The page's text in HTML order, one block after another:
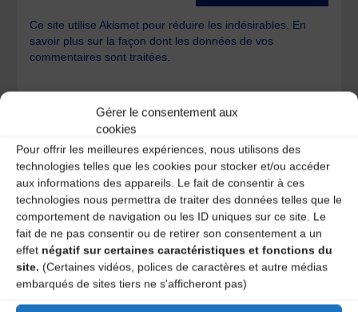
Gérer le consentement aux
cookies
Pour offrir les meilleures expériences, nous utilisons des
technologies telles que les cookies pour stocker et/ou accéder
aux informations des appareils. Le fait de consentir à ces
technologies nous permettra de traiter des données telles que le
comportement de navigation ou les ID uniques sur ce site. Le
fait de ne pas consentir ou de retirer son consentement a un
effet négatif sur certaines caractéristiques et fonctions du
site. (Certaines vidéos, polices de caractères et autre médias
embarqués de sites tiers ne s'afficheront pas)
Ce site utilise Akismet pour réduire les indésirables. En
savoir plus sur la façon dont les données de vos
commentaires sont traitées.
A DECOUVRIR :